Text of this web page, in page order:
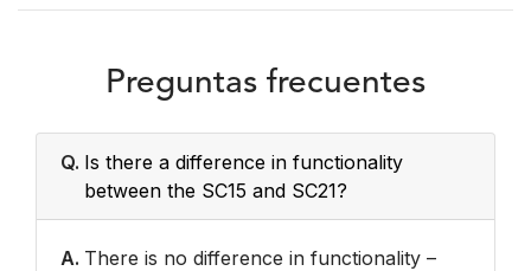
Preguntas frecuentes
Q. Is there a difference in functionality
between the SC15 and SC21?
A. There is no difference in functionality –